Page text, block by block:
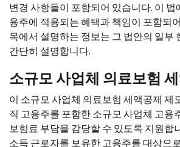
변경 사항들이 포함되어 있습니다. 이 법
용주에 적용되는 혜택과 책임이 포함되
목에서 설명하는 정보는 그 법안의 일부
간단히 설명합니다.
소규모 사업체 의료보험
이 소규모 사업체 의료보험 세액공제 제
직 고용주를 포함한 소규모 사업체 고용
보험료 부담을 감당할 수 있도록 지원합
소득 근로자를 보유한 고용주를 대상으